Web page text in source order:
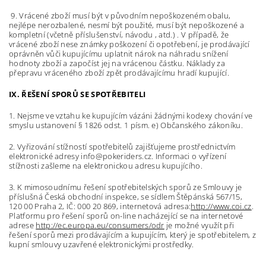
9. Vrácené zboží musí být v původním nepoškozeném obalu,
nejlépe nerozbalené, nesmí být použité, musí být nepoškozené a
kompletní (včetně příslušenství, návodu , atd.) . V případě, že
vrácené zboží nese známky poškození či opotřebení, je prodávající
oprávněn vůči kupujícímu uplatnit nárok na náhradu snížení
hodnoty zboží a započíst jej na vrácenou částku. Náklady za
přepravu vráceného zboží zpět prodávajícímu hradí kupující.
IX. ŘEŠENÍ SPORŮ SE SPOTŘEBITELI
1. Nejsme ve vztahu ke kupujícím vázáni žádnými kodexy chování ve
smyslu ustanovení § 1826 odst. 1 písm. e) Občanského zákoníku.
2. Vyřizování stížností spotřebitelů zajišťujeme prostřednictvím
elektronické adresy info@pokeriders.cz. Informaci o vyřízení
stížnosti zašleme na elektronickou adresu kupujícího.
3. K mimosoudnímu řešení spotřebitelských sporů ze Smlouvy je
příslušná Česká obchodní inspekce, se sídlem Štěpánská 567/15,
120 00 Praha 2, IČ: 000 20 869, internetová adresa:http://www.coi.cz.
Platformu pro řešení sporů on-line nacházející se na internetové
adrese http://ec.europa.eu/consumers/odr je možné využít při
řešení sporů mezi prodávajícím a kupujícím, který je spotřebitelem, z
kupní smlouvy uzavřené elektronickými prostředky.